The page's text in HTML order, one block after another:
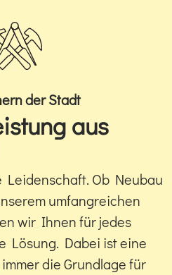
der Stadt
aus
Leidenschaft. Ob Neubau
umfangreichen
wir Ihnen für jedes
Lösung. Dabei ist eine
die Grundlage für